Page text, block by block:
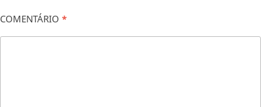
COMENTÁRIO *